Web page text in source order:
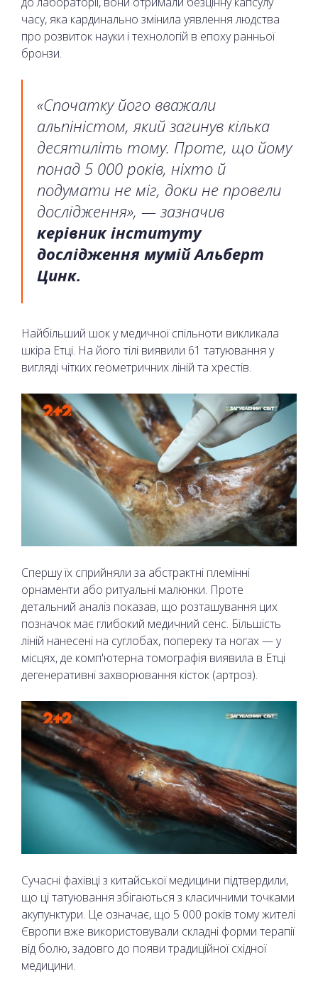
часу, яка кардинально змінила уявлення людства
про розвиток науки і технологій в епоху ранньої
бронзи.
«Спочатку його вважали
альпіністом, який загинув кілька
десятиліть тому. Проте, що йому
понад 5 000 років, ніхто й
подумати не міг, доки не провели
дослідження», — зазначив
керівник інституту
дослідження мумій Альберт
Цинк.
Найбільший шок у медичної спільноти викликала
шкіра Етці. На його тілі виявили 61 татуювання у
вигляді чітких геометричних ліній та хрестів.
Спершу їх сприйняли за абстрактні племінні
орнаменти або ритуальні малюнки. Проте
детальний аналіз показав, що розташування цих
позначок має глибокий медичний сенс. Більшість
ліній нанесені на суглобах, попереку та ногах — у
місцях, де комп'ютерна томографія виявила в Етці
дегенеративні захворювання кісток (артроз).
Сучасні фахівці з китайської медицини підтвердили,
що ці татуювання збігаються з класичними точками
акупунктури. Це означає, що 5 000 років тому жителі
Європи вже використовували складні форми терапії
від болю, задовго до появи традиційної східної
медицини.